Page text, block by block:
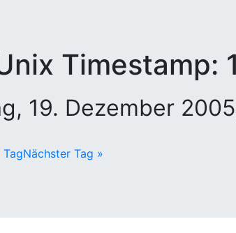
Timestamp:
19. Dezember
Nächster Tag »